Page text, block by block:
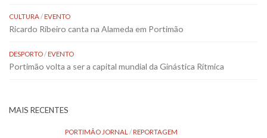
CULTURA/EVENTO
Ricardo Ribeiro canta na Alameda em Portimão
DESPORTO/EVENTO
Portimão volta a ser a capital mundial da Ginástica Rítmica
MAIS RECENTES
PORTIMÃO JORNAL /REPORTAGEM